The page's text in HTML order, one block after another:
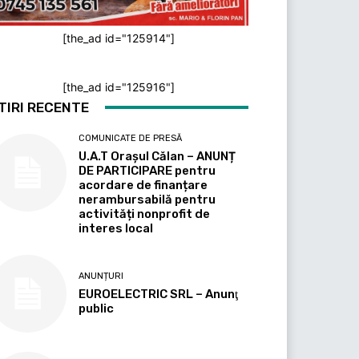
[the_ad id="125914"]
[the_ad id="125916"]
RECENTE
COMUNICATE DE PRESĂ
U.A.T Orașul Călan – ANUNȚ
DE PARTICIPARE pentru
acordare de finanțare
nerambursabilă pentru
activități nonprofit de
interes local
ANUNȚURI
EUROELECTRIC SRL – Anunţ
public